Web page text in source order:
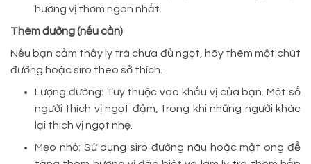
hương vị thơm ngon nhất.
Thêm đường (nếu cần)
Nếu bạn cảm thấy ly trà chưa đủ ngọt, hãy thêm một chút
đường hoặc siro theo sở thích.
Lượng đường: Tùy thuộc vào khẩu vị của bạn. Một số
người thích vị ngọt đậm, trong khi những người khác
lại thích vị ngọt nhẹ.
Mẹo nhỏ: Sử dụng siro đường nâu hoặc mật ong để